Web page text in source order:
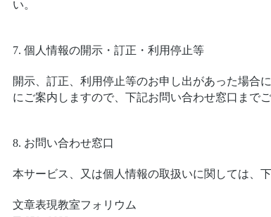
い。
7. 個人情報の開示・訂正・利用停止等
開示、訂正、利用停止等のお申し出があった場合
にご案内しますので、下記お問い合わせ窓口までご
8. お問い合わせ窓口
本サービス、又は個人情報の取扱いに関しては、
文章表現教室フォリウム